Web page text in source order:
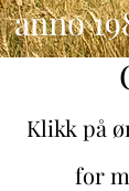
anno
Klikk på
for